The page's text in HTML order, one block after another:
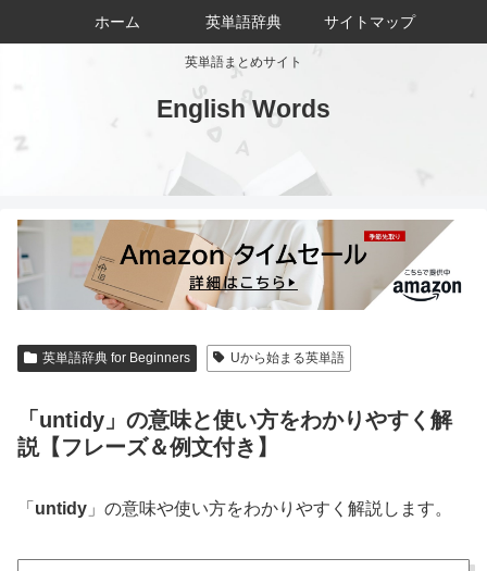
英単語まとめサイト
English Words
ホーム 英単語辞典 サイトマップ
英単語辞典 for Beginners Uから始まる英単語
「untidy」の意味と使い方をわかりやすく解
説【フレーズ＆例文付き】
「 untidy 」の意味や使い方をわかりやすく解説します。